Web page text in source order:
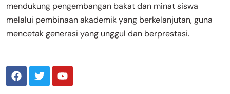
mendukung pengembangan bakat dan minat siswa
melalui pembinaan akademik yang berkelanjutan, guna
mencetak generasi yang unggul dan berprestasi.